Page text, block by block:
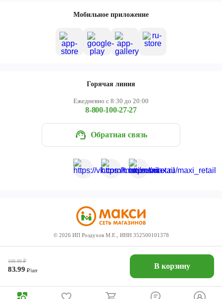
109.99₽
83.99₽/шт В корзину
Мобильное приложение
Горячая линия
Ежедневно с 8:30 до 20:00
8-800-100-27-27
Обратная связь
© 2026 ИП Роздухов М.Е., ИНН 352500101378